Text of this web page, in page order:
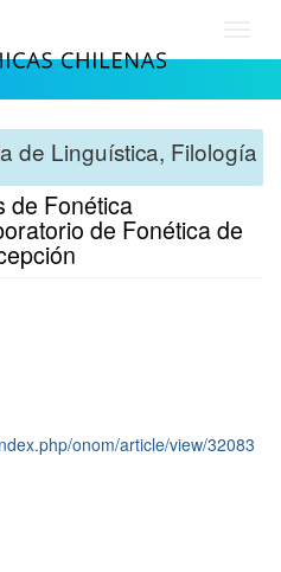
de Linguística, Filología
de Fonética
de Fonética de
onom/article/view/32083